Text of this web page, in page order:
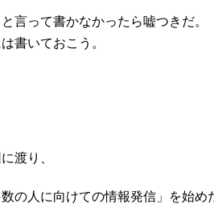
言って書かなかったら嘘つきだ。
書いておこう。
渡り、
の人に向けての情報発信」を始め